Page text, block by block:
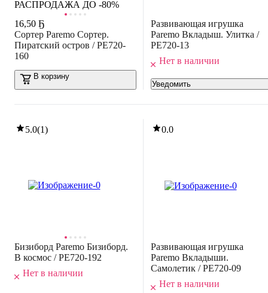
РАСПРОДАЖА ДО -80%
16,50 Ҕ
Сортер Paremo Сортер.
Пиратский остров / PE720-
160
В корзину
Развивающая игрушка
Paremo Вкладыш. Улитка /
PE720-13
Нет в наличии
Уведомить
5.0(1)
Бизиборд Paremo Бизиборд.
В космос / PE720-192
Нет в наличии
0.0
Развивающая игрушка
Paremo Вкладыши.
Самолетик / PE720-09
Нет в наличии